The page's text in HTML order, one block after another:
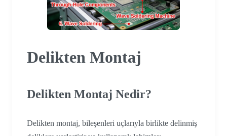
Delikten Montaj
Delikten Montaj Nedir?
Delikten montaj, bileşenleri uçlarıyla birlikte delinmiş